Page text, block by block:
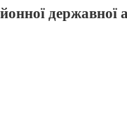
державної